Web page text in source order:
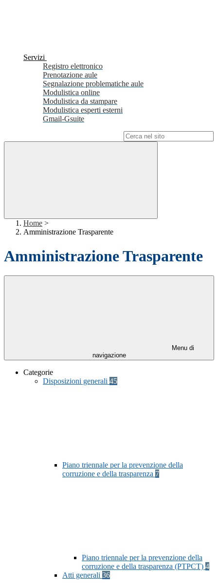
Servizi
Registro elettronico
Prenotazione aule
Segnalazione problematiche aule
Modulistica online
Modulistica da stampare
Modulistica esperti esterni
Gmail-Gsuite
Home >
Amministrazione Trasparente
Amministrazione Trasparente
Menu di
navigazione
Categorie
Disposizioni generali 45
Piano triennale per la prevenzione della
corruzione e della trasparenza 7
Piano triennale per la prevenzione della
corruzione e della trasparenza (PTPCT) 4
Atti generali 36